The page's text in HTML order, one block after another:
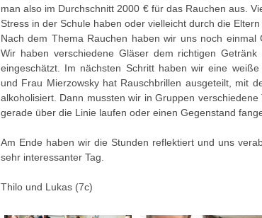
man also im Durchschnitt 2000 € für das Rauchen aus.
Stress in der Schule haben oder vielleicht durch die
Nach dem Thema Rauchen haben wir uns noch einmal
Wir haben verschiedene Gläser dem richtigen
eingeschätzt. Im nächsten Schritt haben wir eine
und Frau Mierzowsky hat Rauschbrillen ausgeteilt, mit
alkoholisiert. Dann mussten wir in Gruppen
gerade über die Linie laufen oder einen Gegenstand
Am Ende haben wir die Stunden reflektiert und uns
sehr interessanter Tag.
Thilo und Lukas (7c)